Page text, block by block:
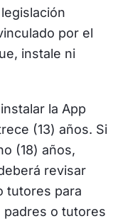
por el
instale ni
la App
(13) años. Si
(18) años,
revisar
tutores para
o tutores